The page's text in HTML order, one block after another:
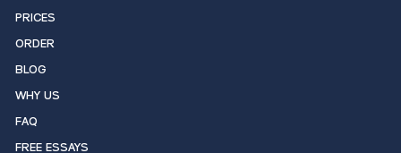
PRICES
ORDER
BLOG
WHY US
FAQ
FREE ESSAYS